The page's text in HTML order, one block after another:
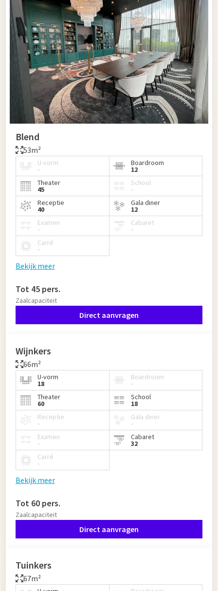
Blend
53m²
U-vorm
-
Boardroom
12
Theater
45
School
-
Receptie
40
Gala diner
12
Examen
-
Cabaret
-
Carré
-
Bekijk meer
Tot 45 pers.
Zaalcapaciteit
Direct aanvragen
Wijnkers
66m²
U-vorm
18
Boardroom
-
Theater
60
School
18
Receptie
-
Gala diner
-
Examen
-
Cabaret
32
Carré
-
Bekijk meer
Tot 60 pers.
Zaalcapaciteit
Direct aanvragen
Tuinkers
67m²